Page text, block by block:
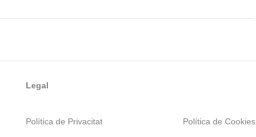
Legal
Política de Privacitat Política de Cookies